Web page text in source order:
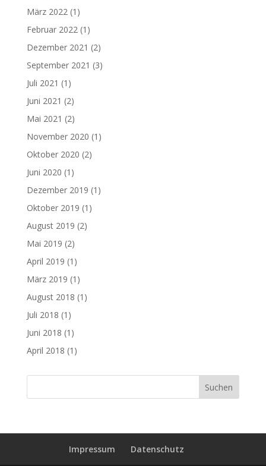
März 2022(1)
Februar 2022(1)
Dezember 2021 (2)
September 2021 (3)
Juli 2021 (1)
Juni 2021 (2)
Mai 2021 (2)
November 2020 (1)
Oktober 2020 (2)
Juni 2020 (1)
Dezember 2019 (1)
Oktober 2019 (1)
August 2019 (2)
Mai 2019 (2)
April 2019 (1)
März 2019 (1)
August 2018 (1)
Juli 2018 (1)
Juni 2018 (1)
April 2018 (1)
Impressum Datenschutz